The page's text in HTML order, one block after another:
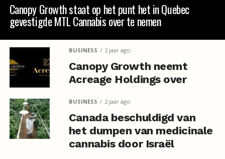
Canopy Growth staat op het punt het in Quebec
gevestigde MTL Cannabis over te nemen
BUSINESS 2 jaar ago
Canopy Growth neemt
Acreage Holdings over
BUSINESS 2 jaar ago
Canada beschuldigd van
het dumpen van medicinale
cannabis door Israël